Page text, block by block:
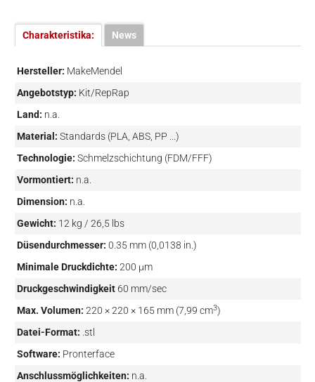
Charakteristika: News
Hersteller: MakeMendel
Angebotstyp: Kit/RepRap
Land: n.a.
Material: Standards (PLA, ABS, PP ...)
Technologie: Schmelzschichtung (FDM/FFF)
Vormontiert: n.a.
Dimension: n.a.
Gewicht: 12 kg / 26,5 lbs
Düsendurchmesser: 0.35 mm (0,0138 in.)
Minimale Druckdichte: 200 µm
Druckgeschwindigkeit 60 mm/sec
Max. Volumen: 220 × 220 × 165 mm (7,99 cm3)
Datei-Format: .stl
Software: Pronterface
Anschlussmöglichkeiten: n.a.